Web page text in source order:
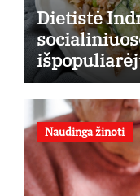
Dietistė
receptu
Naudinga žinoti